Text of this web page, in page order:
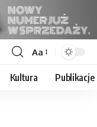
Font
Resizer
Aa
Kultura Publikacje